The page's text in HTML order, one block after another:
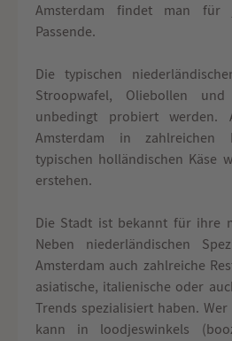
Amsterdam findet man für
Passende.
Die typischen
Stroopwafel, Oliebollen
unbedingt probiert
Amsterdam in zahlreichen
typischen holländischen Käse
erstehen.
Die Stadt ist bekannt für ihre
Neben niederländischen
Amsterdam auch zahlreiche
asiatische, italienische oder
Trends spezialisiert haben.
kann in loodjeswinkels